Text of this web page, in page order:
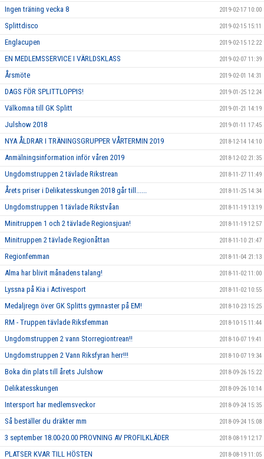
Ingen träning vecka 8 2019-02-17 10:00
Splittdisco 2019-02-15 15:11
Englacupen 2019-02-15 12:22
EN MEDLEMSSERVICE I VÄRLDSKLASS 2019-02-07 11:39
Årsmöte 2019-02-01 14:31
DAGS FÖR SPLITTLOPPIS! 2019-01-25 12:24
Välkomna till GK Splitt 2019-01-21 14:19
Julshow 2018 2019-01-11 17:45
NYA ÅLDRAR I TRÄNINGSGRUPPER VÅRTERMIN 2019 2018-12-14 14:10
Anmälningsinformation inför våren 2019 2018-12-02 21:35
Ungdomstruppen 2 tävlade Rikstrean 2018-11-27 11:49
Årets priser i Delikatesskungen 2018 går till...... 2018-11-25 14:34
Ungdomstruppen 1 tävlade Rikstvåan 2018-11-19 13:19
Minitruppen 1 och 2 tävlade Regionsjuan! 2018-11-19 12:57
Minitruppen 2 tävlade Regionåttan 2018-11-10 21:47
Regionfemman 2018-11-04 21:13
Alma har blivit månadens talang! 2018-11-02 11:00
Lyssna på Kia i Activesport 2018-11-02 10:55
Medaljregn över GK Splitts gymnaster på EM! 2018-10-23 15:25
RM - Truppen tävlade Riksfemman 2018-10-15 11:44
Ungdomstruppen 2 vann Storregiontrean!! 2018-10-07 19:41
Ungdomstruppen 2 Vann Riksfyran herr!!! 2018-10-07 19:34
Boka din plats till årets Julshow 2018-09-26 15:22
Delikatesskungen 2018-09-26 10:14
Intersport har medlemsveckor 2018-09-24 15:35
Så beställer du dräkter mm 2018-09-24 15:08
3 september 18.00-20.00 PROVNING AV PROFILKLÄDER 2018-08-19 12:17
PLATSER KVAR TILL HÖSTEN 2018-08-19 11:05